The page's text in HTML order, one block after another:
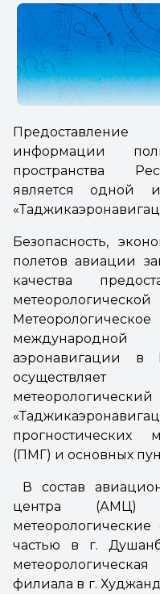
информации
пространства
является одной
Безопасность,
полетов авиации
качества
аэронавигации в
прогностических
(ПМГ) и основных
В состав
центра (АМЦ)
частью в г.
филиала в г.